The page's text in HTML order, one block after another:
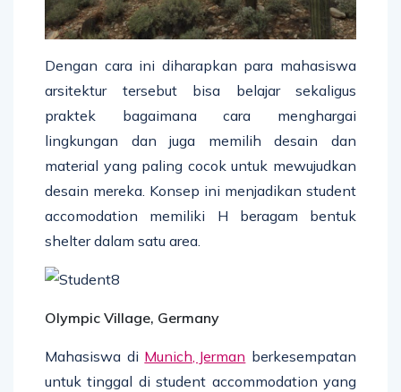
Dengan cara ini diharapkan para mahasiswa
arsitektur tersebut bisa belajar sekaligus
praktek bagaimana cara menghargai
lingkungan dan juga memilih desain dan
material yang paling cocok untuk mewujudkan
desain mereka. Konsep ini menjadikan student
accomodation memiliki H beragam bentuk
shelter dalam satu area.
Olympic Village, Germany
Mahasiswa di Munich, Jerman berkesempatan
untuk tinggal di student accommodation yang